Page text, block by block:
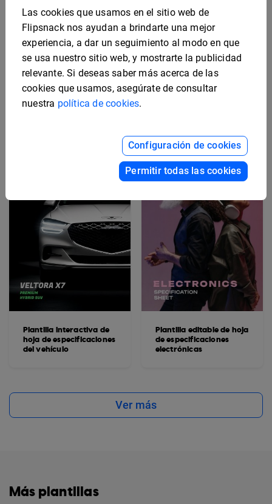
Plantilla de hoja de
especificaciones de
equipos digitales
Plantilla interactiva de
hoja de especificaciones
del vehículo
Plantilla de hoja de
Plantilla editable de hoja
de especificaciones
electrónicas
Ver más
Más plantillas
Las cookies que usamos en el sitio web de
Flipsnack nos ayudan a brindarte una mejor
experiencia, a dar un seguimiento al modo en que
se usa nuestro sitio web, y mostrarte la publicidad
relevante. Si deseas saber más acerca de las
cookies que usamos, asegúrate de consultar
nuestra política de cookies.
Configuración de cookies
Permitir todas las cookies